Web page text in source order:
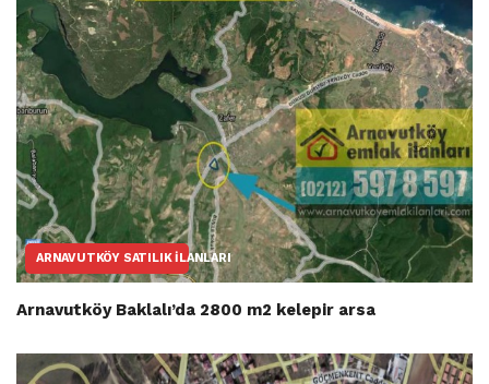
ARNAVUTKÖY SATILIK İLANLARI
Arnavutköy Baklalı’da 2800 m2 kelepir arsa